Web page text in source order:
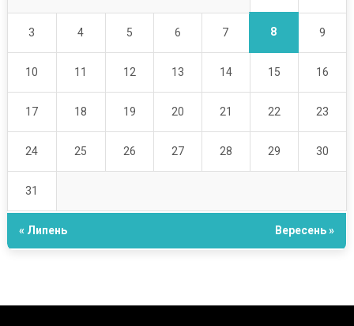
3 4 5 6 7 8 9
10 11 12 13 14 15 16
17 18 19 20 21 22 23
24 25 26 27 28 29 30
31
« Липень Вересень »